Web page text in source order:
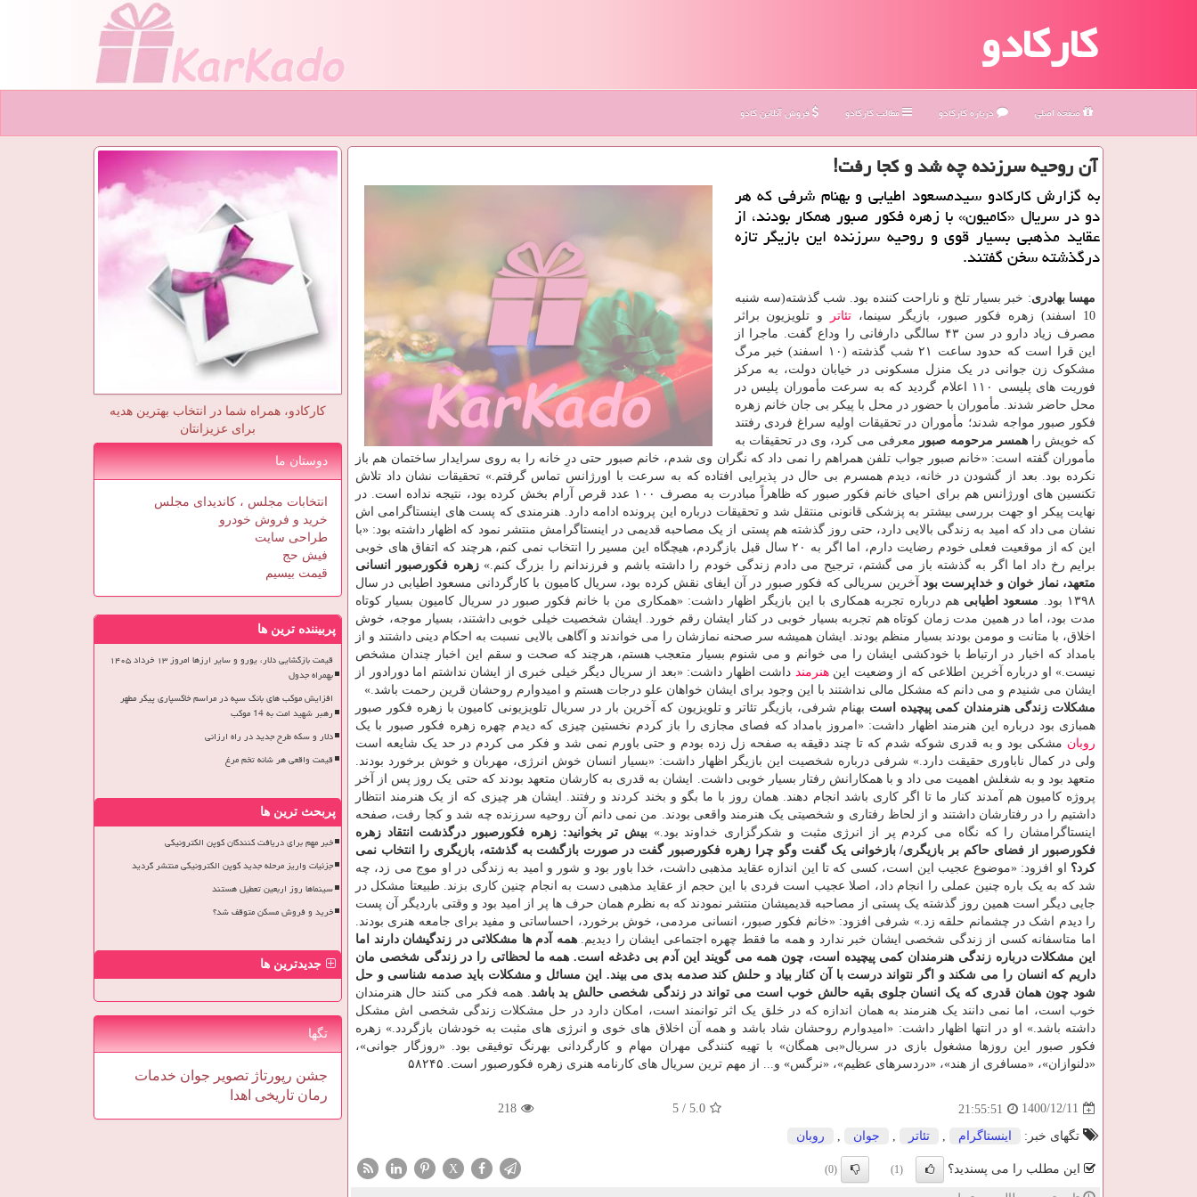
کارکادو
صفحه اصلی درباره كاركادو مطالب كاركادو فروش آنلاین کادو
آن روحیه سرزنده چه شد و کجا رفت!
به گزارش کارکادو سیدمسعود اطیابی و بهنام شرفی که هر
دو در سریال «کامیون» با زهره فکور صبور همکار بودند، از
عقاید مذهبی بسیار قوی و روحیه سرزنده این بازیگر تازه
درگذشته سخن گفتند.
مهسا بهادری: خبر بسیار تلخ و ناراحت کننده بود. شب گذشته(سه شنبه
10 اسفند) زهره فکور صبور، بازیگر سینما،
تئاتر
و تلویزیون براثر
مصرف زیاد دارو در سن ۴۳ سالگی دارفانی را وداع گفت. ماجرا از
این قرا است که حدود ساعت ۲۱ شب گذشته (۱۰ اسفند) خبر مرگ
مشکوک زن جوانی در یک منزل مسکونی در خیابان دولت، به مرکز
فوریت های پلیسی ۱۱۰ اعلام گردید که به سرعت مأموران پلیس در
محل حاضر شدند. مأموران با حضور در محل با پیکر بی جان خانم زهره
فکور صبور مواجه شدند؛ مأموران در تحقیقات اولیه سراغ فردی رفتند
که خویش راهمسر مرحومه صبور معرفی می کرد، وی در تحقیقات به
مأموران گفته است: «خانم صبور جواب تلفن همراهم را نمی داد که نگران وی شدم، خانم صبور حتی درِ خانه را به روی سرایدار ساختمان هم باز
نکرده بود. بعد از گشودن در خانه، دیدم همسرم بی حال در پذیرایی افتاده که به سرعت با اورژانس تماس گرفتم.» تحقیقات نشان داد تلاش
تکنسین های اورژانس هم برای احیای خانم فکور صبور که ظاهراً مبادرت به مصرف ۱۰۰ عدد قرص آرام بخش کرده بود، نتیجه نداده است. در
نهایت پیکر او جهت بررسی بیشتر به پزشکی قانونی منتقل شد و تحقیقات درباره این پرونده ادامه دارد. هنرمندی که پست های اینستاگرامی اش
نشان می داد که امید به زندگی بالایی دارد، حتی روز گذشته هم پستی از یک مصاحبه قدیمی در اینستاگرامش منتشر نمود که اظهار داشته بود: «با
این که از موقعیت فعلی خودم رضایت دارم، اما اگر به ۲۰ سال قبل بازگردم، هیچگاه این مسیر را انتخاب نمی کنم، هرچند که اتفاق های خوبی
برایم رخ داد اما اگر به گذشته باز می گشتم، ترجیح می دادم زندگی خودم را داشته باشم و فرزندانم را بزرگ کنم.»زهره فکورصبور انسانی
متعهد، نماز خوان و خداپرست بود آخرین سریالی که فکور صبور در آن ایفای نقش کرده بود، سریال کامیون با کارگردانی مسعود اطیابی در سال
۱۳۹۸ بود.
مسعود اطیابی هم درباره تجربه همکاری با این بازیگر اظهار داشت: «همکاری من با خانم فکور صبور در سریال کامیون بسیار کوتاه
مدت بود، اما در همین مدت زمان کوتاه هم تجربه بسیار خوبی در کنار ایشان رقم خورد. ایشان شخصیت خیلی خوبی داشتند، بسیار موجه، خوش
اخلاق، با متانت و مومن بودند بسیار منظم بودند. ایشان همیشه سر صحنه نمازشان را می خواندند و آگاهی بالایی نسبت به احکام دینی داشتند و از
بامداد که اخبار در ارتباط با خودکشی ایشان را می خوانم و می شنوم بسیار متعجب هستم، هرچند که صحت و سقم این اخبار چندان مشخص
نیست.» او درباره آخرین اطلاعی که از وضعیت اینهنرمند داشت اظهار داشت: «بعد از سریال دیگر خیلی خبری از ایشان نداشتم اما دورادور از
ایشان می شنیدم و می دانم که مشکل مالی نداشتند با این وجود برای ایشان خواهان علو درجات هستم و امیدوارم روحشان قرین رحمت باشد.»
مشکلات زندگی هنرمندان کمی پیچیده است بهنام شرفی، بازیگر تئاتر و تلویزیون که آخرین بار در سریال تلویزیونی کامیون با زهره فکور صبور
همبازی بود درباره این هنرمند اظهار داشت: «امروز بامداد که فصای مجازی را باز کردم نخستین چیزی که دیدم چهره زهره فکور صبور با یک
روبان مشکی بود و به قدری شوکه شدم که تا چند دقیقه به صفحه زل زده بودم و حتی باورم نمی شد و فکر می کردم در حد یک شایعه است
ولی در کمال ناباوری حقیقت دارد.» شرفی درباره شخصیت این بازیگر اظهار داشت: «بسیار انسان خوش انرژی، مهربان و خوش برخورد بودند.
متعهد بود و به شغلش اهمیت می داد و با همکارانش رفتار بسیار خوبی داشت. ایشان به قدری به کارشان متعهد بودند که حتی یک روز پس از آخر
پروژه کامیون هم آمدند کنار ما تا اگر کاری باشد انجام دهند. همان روز با ما بگو و بخند کردند و رفتند. ایشان هر چیزی که از یک هنرمند انتظار
داشتیم را در رفتارشان داشتند و از لحاظ رفتاری و شخصیتی یک هنرمند واقعی بودند. من نمی دانم آن روحیه سرزنده چه شد و کجا رفت، صفحه
اینستاگرامشان را که نگاه می کردم پر از انرژی مثبت و شکرگزاری خداوند بود.» بیش تر بخوانید:زهره فکورصبور درگذشت
انتقاد زهره
فکورصبور از فضای حاکم بر بازیگری/ بازخوانی یک گفت وگو چرا زهره فکورصبور گفت در صورت بازگشت به گذشته، بازیگری را انتخاب نمی
کرد؟ او افزود: «موضوع عجیب این است، کسی که تا این اندازه عقاید مذهبی داشت، خدا باور بود و شور و امید به زندگی در او موج می زد، چه
شد که به یک باره چنین عملی را انجام داد، اصلا عجیب است فردی با این حجم از عقاید مذهبی دست به انجام چنین کاری بزند. طبیعتا مشکل در
جایی دیگر است همین روز گذشته یک پستی از مصاحبه قدیمیشان منتشر نمودند که به نظرم همان حرف ها پر از امید بود و وقتی باردیگر آن پست
را دیدم اشک در چشمانم حلقه زد.» شرفی افزود: «خانم فکور صبور، انسانی مردمی، خوش برخورد، احساساتی و مفید برای جامعه هنری بودند.
اما متاسفانه کسی از زندگی شخصی ایشان خبر ندارد و همه ما فقط چهره اجتماعی ایشان را دیدیم.همه آدم ها مشکلاتی در زندگیشان دارند اما
این مشکلات درباره زندگی هنرمندان کمی پیچیده است، چون همه می گویند این آدم بی دغدغه است. همه ما لحظاتی را در زندگی شخصی مان
داریم که انسان را می شکند و اگر نتواند درست با آن کنار بیاد و حلش کند صدمه بدی می بیند. این مسائل و مشکلات باید صدمه شناسی و حل
شود چون همان قدری که یک انسان جلوی بقیه حالش خوب است می تواند در زندگی شخصی حالش بد باشد. همه فکر می کنند حال هنرمندان
خوب است، اما نمی دانند یک هنرمند به همان اندازه که در خلق یک اثر توانمند است، امکان دارد در حل مشکلات زندگی شخصی اش مشکل
داشته باشد.» او در انتها اظهار داشت: «امیدوارم روحشان شاد باشد و همه آن اخلاق های خوی و انرژی های مثبت به خودشان بازگردد.» زهره
فکور صبور این روزها مشغول بازی در سریال«بی همگان» با تهیه کنندگی مهران مهام و کارگردانی بهرنگ توفیقی بود. «روزگار جوانی»،
«دلنوازان»، «مسافری از هند»، «دردسرهای عظیم»، «نرگس» و... از مهم ترین سریال های کارنامه هنری زهره فکورصبور است. ۵۸۲۴۵
1400/12/11
21:55:51
5.0
/
5
218
تگهای خبر: اینستاگرام تئاتر جوان روبان
این مطلب را می پسندید؟ (1)
(0)
X
کارکادو، همراه شما در انتخاب بهترین هدیه
برای عزیزانتان
دوستان ما
انتخابات مجلس ، کاندیدای مجلس
خرید و فروش خودرو
طراحی سایت
فیش حج
قیمت بیسیم
پربیننده ترین ها
قیمت بازگشایی دلار، یورو و سایر ارزها امروز ۱۳ خرداد ۱۴۰۵
بهمراه جدول
افزایش موکب های بانک سپه در مراسم خاکسپاری پیکر مطهر
رهبر شهید امت به 14 موکب
دلار و سکه طرح جدید در راه ارزانی
قیمت واقعی هر شانه تخم مرغ
پربحث ترین ها
خبر مهم برای دریافت کنندگان کوپن الکترونیکی
جزئیات واریز مرحله جدید کوپن الکترونیکی منتشر گردید
سینماها روز اربعین تعطیل هستند
خرید و فروش مسکن متوقف شد؟
جدیدترین ها
تگها
جشن رپورتاژ تصویر جوان خدمات
رمان تاریخی اهدا